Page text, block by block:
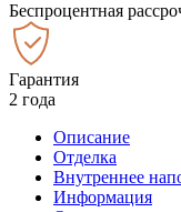
Беспроцентная
Гарантия
2 года
Описание
Отделка
Внутреннее
Информация